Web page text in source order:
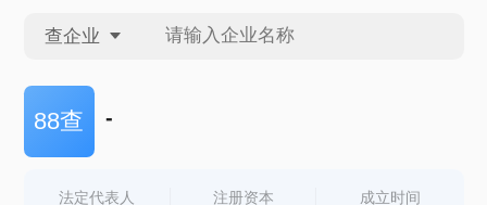
查企业
查企业
88查 -
法定代表人 注册资本 成立时间